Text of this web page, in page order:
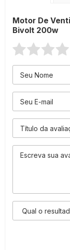
Motor De
Bivolt 200w